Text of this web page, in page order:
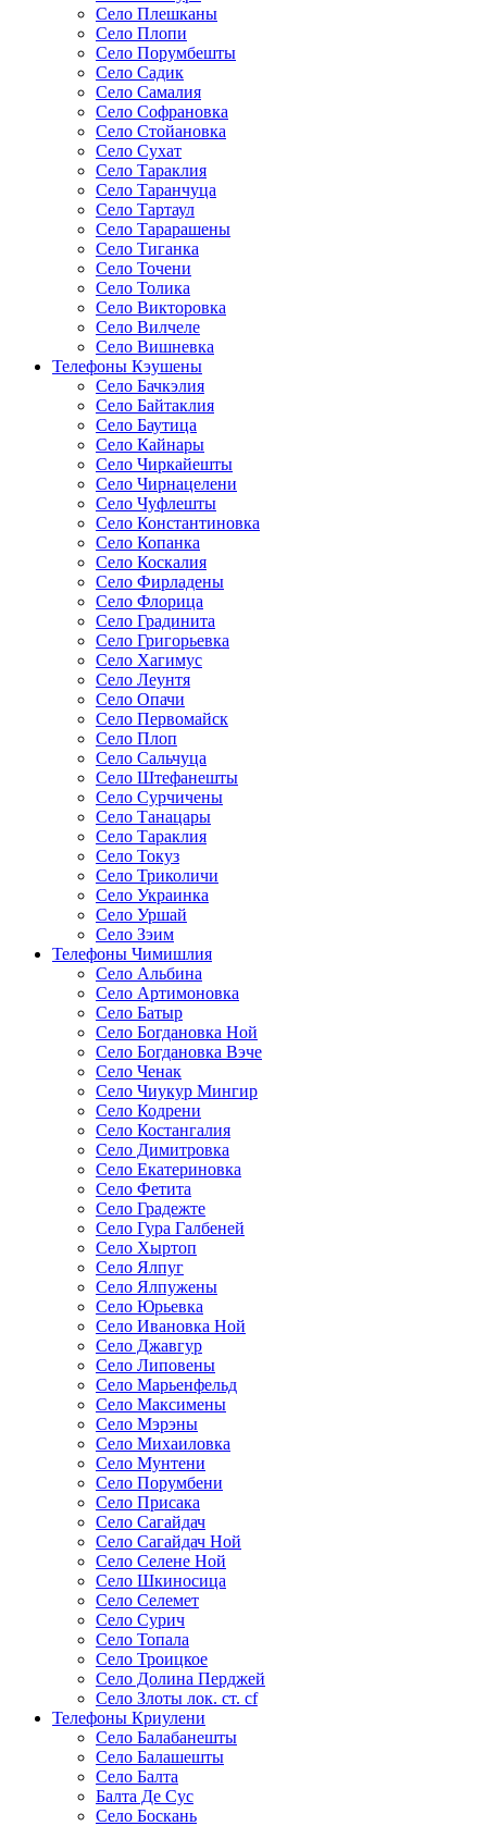
Село Плешканы
Село Плопи
Село Порумбешты
Село Садик
Село Самалия
Село Софрановка
Село Стойановка
Село Сухат
Село Тараклия
Село Таранчуца
Село Тартаул
Село Тарарашены
Село Тиганка
Село Точени
Село Толика
Село Викторовка
Село Вилчеле
Село Вишневка
Телефоны Кэушены
Село Бачкэлия
Село Байтаклия
Село Баутица
Село Кайнары
Село Чиркайешты
Село Чирнацелени
Село Чуфлешты
Село Константиновка
Село Копанка
Село Коскалия
Село Фирладены
Село Флорица
Село Градинита
Село Григорьевка
Село Хагимус
Село Леунтя
Село Опачи
Село Первомайск
Село Плоп
Село Сальчуца
Село Штефанешты
Село Сурчичены
Село Танацары
Село Тараклия
Село Токуз
Село Триколичи
Село Украинка
Село Уршай
Село Зэим
Телефоны Чимишлия
Село Альбина
Село Артимоновка
Село Батыр
Село Богдановка Ной
Село Богдановка Вэче
Село Ченак
Село Чиукур Мингир
Село Кодрени
Село Костангалия
Село Димитровка
Село Екатериновка
Село Фетита
Село Градежте
Село Гура Галбеней
Село Хыртоп
Село Ялпуг
Село Ялпужены
Село Юрьевка
Село Ивановка Ной
Село Джавгур
Село Липовены
Село Марьенфельд
Село Максимены
Село Мэрэны
Село Михаиловка
Село Мунтени
Село Порумбени
Село Присака
Село Сагайдач
Село Сагайдач Ной
Село Селене Ной
Село Шкиносица
Село Селемет
Село Сурич
Село Топала
Село Троицкое
Село Долина Перджей
Село Злоты лок. ст. cf
Телефоны Криулени
Село Балабанешты
Село Балашешты
Село Балта
Балта Де Сус
Село Боскань